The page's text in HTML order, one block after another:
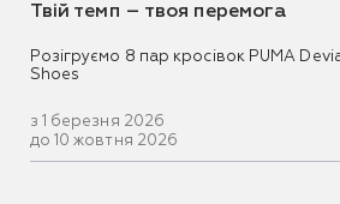
Твій темп – твоя перемога
Розігруємо 8 пар кросівок PUMA
Shoes
з 1 березня 2026
до 10 жовтня 2026